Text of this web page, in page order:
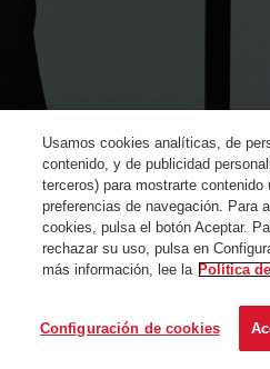
Usamos cookies analíticas, de
contenido, y de publicidad
terceros) para mostrarte
preferencias de navegación. Para
cookies, pulsa el botón Aceptar.
rechazar su uso, pulsa en
más información, lee la Política
Configuración de cookies